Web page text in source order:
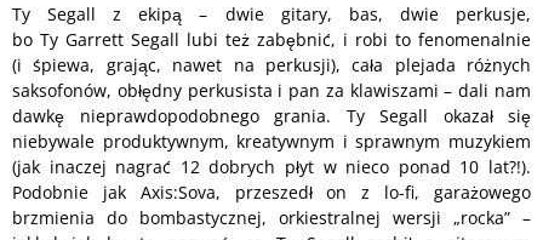
Ty Segall z ekipą – dwie gitary, bas, dwie perkusje,
bo Ty Garrett Segall lubi też zabębnić, i robi to fenomenalnie
(i śpiewa, grając, nawet na perkusji), cała plejada różnych
saksofonów, obłędny perkusista i pan za klawiszami – dali nam
dawkę nieprawdopodobnego grania. Ty Segall okazał się
niebywale produktywnym, kreatywnym i sprawnym muzykiem
(jak inaczej nagrać 12 dobrych płyt w nieco ponad 10 lat?!).
Podobnie jak Axis:Sova, przeszedł on z lo-fi, garażowego
brzmienia do bombastycznej, orkiestralnej wersji „rocka” –